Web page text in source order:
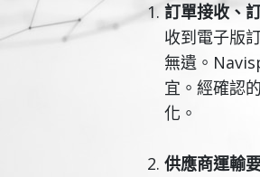
訂單接收、
收到電子版
無遺。
宜。經確認
化。
供應商運輸